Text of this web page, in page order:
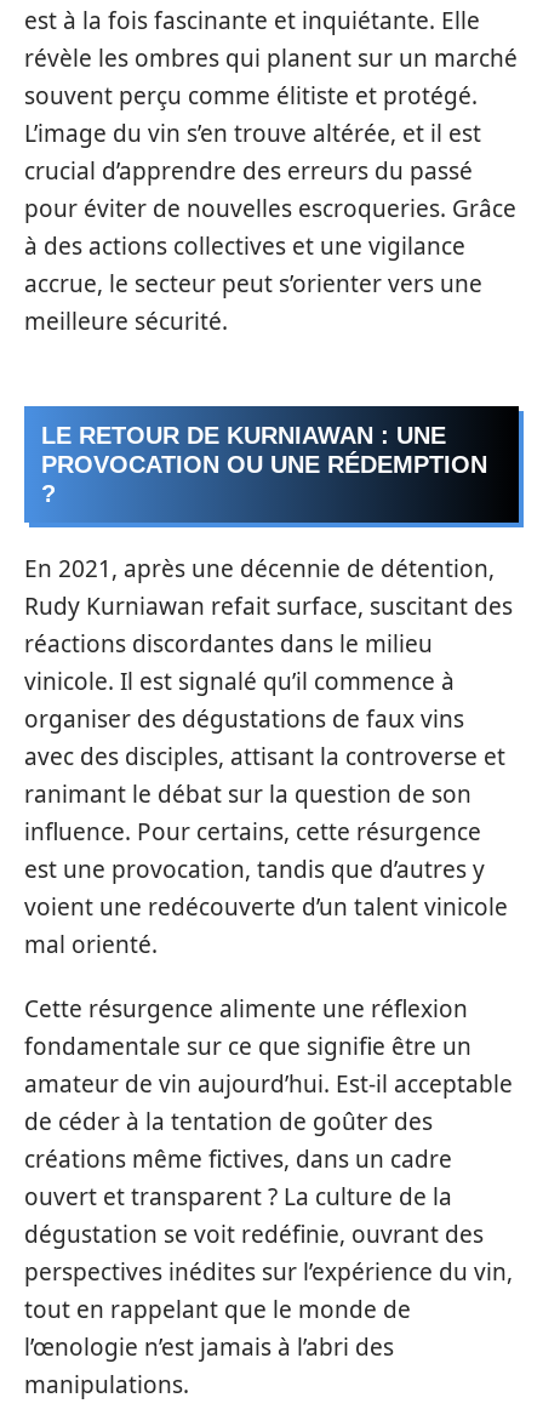
est à la fois fascinante et inquiétante. Elle
révèle les ombres qui planent sur un marché
souvent perçu comme élitiste et protégé.
L’image du vin s’en trouve altérée, et il est
crucial d’apprendre des erreurs du passé
pour éviter de nouvelles escroqueries. Grâce
à des actions collectives et une vigilance
accrue, le secteur peut s’orienter vers une
meilleure sécurité.
LE RETOUR DE KURNIAWAN : UNE
PROVOCATION OU UNE RÉDEMPTION
?
En 2021, après une décennie de détention,
Rudy Kurniawan refait surface, suscitant des
réactions discordantes dans le milieu
vinicole. Il est signalé qu’il commence à
organiser des dégustations de faux vins
avec des disciples, attisant la controverse et
ranimant le débat sur la question de son
influence. Pour certains, cette résurgence
est une provocation, tandis que d’autres y
voient une redécouverte d’un talent vinicole
mal orienté.
Cette résurgence alimente une réflexion
fondamentale sur ce que signifie être un
amateur de vin aujourd’hui. Est-il acceptable
de céder à la tentation de goûter des
créations même fictives, dans un cadre
ouvert et transparent ? La culture de la
dégustation se voit redéfinie, ouvrant des
perspectives inédites sur l’expérience du vin,
tout en rappelant que le monde de
l’œnologie n’est jamais à l’abri des
manipulations.